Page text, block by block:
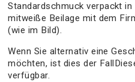
Standardschmuck verpackt
mitweiße Beilage mit dem
(wie im Bild).
Wenn Sie alternativ eine
möchten, ist dies der
verfügbar.